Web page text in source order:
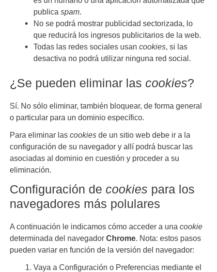
publicaspam.
No se podrá mostrar publicidad sectorizada, lo
que reducirá los ingresos publicitarios de la web.
Todas las redes sociales usancookies, si las
desactiva no podrá utilizar ninguna red social.
¿Se pueden eliminar las cookies?
Sí. No sólo eliminar, también bloquear, de forma general
o particular para un dominio específico.
Para eliminar las cookies de un sitio web debe ir a la
configuración de su navegador y allí podrá buscar las
asociadas al dominio en cuestión y proceder a su
eliminación.
Configuración de cookies para los
navegadores más polulares
A continuación le indicamos cómo acceder a una cookie
determinada del navegador Chrome . Nota: estos pasos
pueden variar en función de la versión del navegador:
Vaya a Configuración o Preferencias mediante el